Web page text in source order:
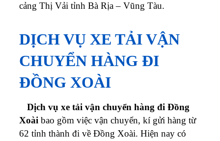
cảng Thị Vải tỉnh Bà Rịa – Vũng Tàu.
DỊCH VỤ XE TẢI VẬN
CHUYỂN HÀNG ĐI
ĐỒNG XOÀI
Dịch vụ xe tải vận chuyển hàng đi Đồng
Xoài bao gồm việc vận chuyển, kí gửi hàng từ
62 tỉnh thành đi về Đồng Xoài. Hiện nay có